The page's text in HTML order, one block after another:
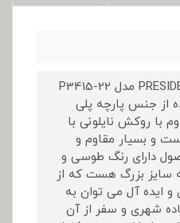
کوله پشتی پرزیدنت PRESIDENT مدل P3415-22
شده از جنس پارچه پلی
با روکش نایلونی با
و بسیار مقاوم و
دارای رنگ طوسی و
سایز بزرگ هست که از
و ایده آل می توان به
شهری و سفر از آن